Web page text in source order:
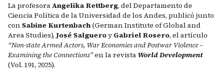
La profesoraAngelika Rettberg, del Departamento de
Ciencia Política de la Universidad de los Andes, publicó junto
con Sabine Kurtenbach(German Institute of Global and
Area Studies),José Salgueroy Gabriel Rosero, el artículo
“Non-state Armed Actors, War Economies and Postwar Violence –
Examining the Connections”en la revista World Development
(Vol. 191, 2025).